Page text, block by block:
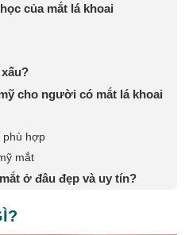
của mắt lá khoai
cho người có mắt lá khoai
phù hợp
mắt
ở đâu đẹp và uy tín?